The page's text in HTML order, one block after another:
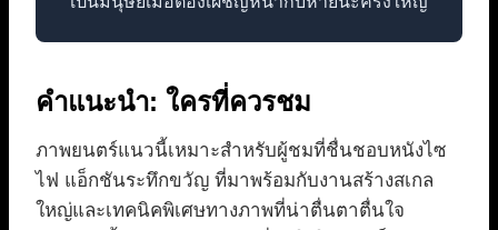
คำแนะนำ: ใครที่ควรชม
ภาพยนตร์แนวนี้เหมาะสำหรับผู้ชมที่ชื่นชอบหนังไซ
ไฟ แอ็กชันระทึกขวัญ ที่มาพร้อมกับงานสร้างสเกล
ใหญ่และเทคนิคพิเศษทางภาพที่น่าตื่นตาตื่นใจ